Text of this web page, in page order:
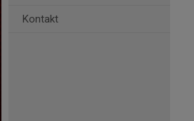
Kontakt